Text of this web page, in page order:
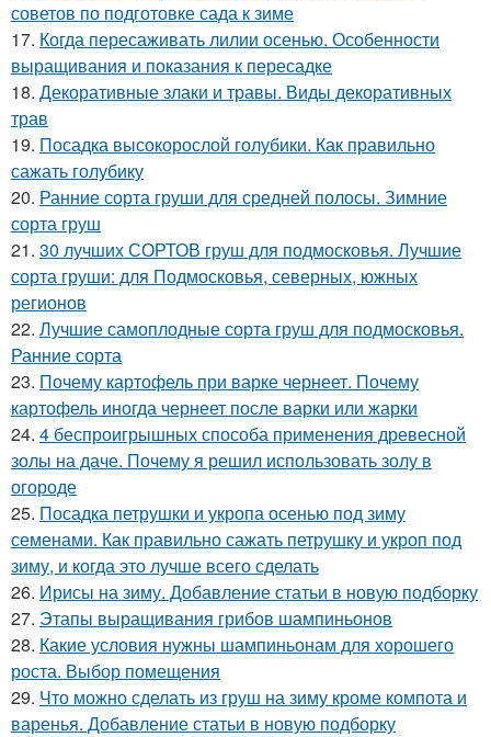
советов по подготовке сада к зиме
17. Когда пересаживать лилии осенью. Особенности
выращивания и показания к пересадке
18. Декоративные злаки и травы. Виды декоративных
трав
19. Посадка высокорослой голубики. Как правильно
сажать голубику
20. Ранние сорта груши для средней полосы. Зимние
сорта груш
21. 30 лучших СОРТОВ груш для подмосковья. Лучшие
сорта груши: для Подмосковья, северных, южных
регионов
22. Лучшие самоплодные сорта груш для подмосковья.
Ранние сорта
23. Почему картофель при варке чернеет. Почему
картофель иногда чернеет после варки или жарки
24. 4 беспроигрышных способа применения древесной
золы на даче. Почему я решил использовать золу в
огороде
25. Посадка петрушки и укропа осенью под зиму
семенами. Как правильно сажать петрушку и укроп под
зиму, и когда это лучше всего сделать
26. Ирисы на зиму. Добавление статьи в новую подборку
27. Этапы выращивания грибов шампиньонов
28. Какие условия нужны шампиньонам для хорошего
роста. Выбор помещения
29. Что можно сделать из груш на зиму кроме компота и
варенья. Добавление статьи в новую подборку